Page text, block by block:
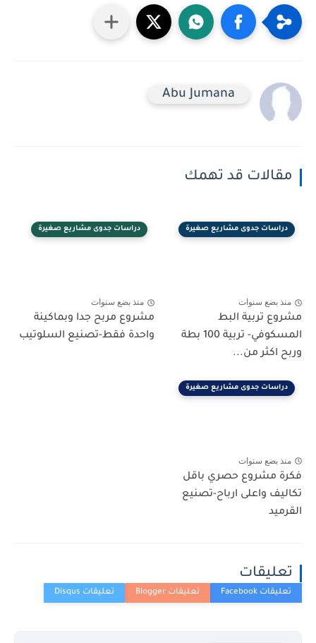
Abu Jumana
مقالات قد تهمك
دراسات جدوى مشاريع صغيرة
منذ بضع سنوات
مشروع تربية البط
المسكوفي- تربية 100 بطة
وربح اكثر من...
دراسات جدوى مشاريع صغيرة
منذ بضع سنوات
مشروع مربح جدا وبماكينة
واحدة فقط-تصنيع السلوتيب
دراسات جدوى مشاريع صغيرة
منذ بضع سنوات
فكرة مشروع حصري باقل
تكاليف واعلى ارباح-تصنيع
القرميد
تعليقات